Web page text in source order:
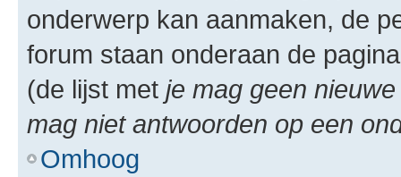
onderwerp kan aanmaken, de
forum staan onderaan de
(de lijst met je mag geen
mag niet antwoorden op een
Omhoog